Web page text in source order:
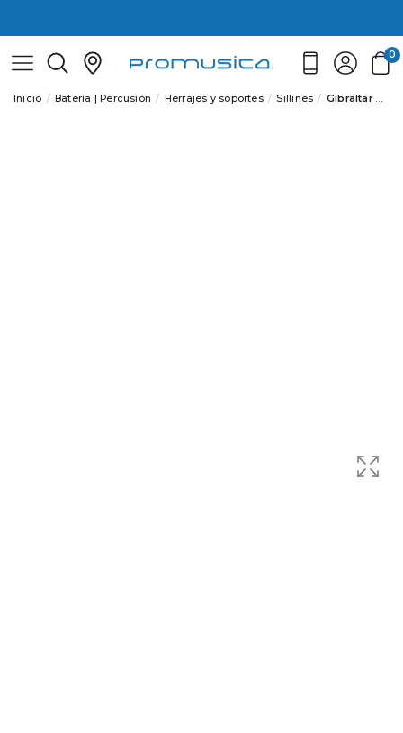
0
Inicio Batería | Percusión Herrajes y soportes Sillines Gibraltar 6608 Sillín